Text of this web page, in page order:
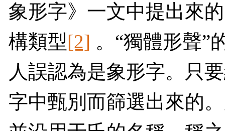
象形字》一文中提出來
構類型[2] 。“獨體形聲”
人誤認為是象形字。只
字中甄別而篩選出來的